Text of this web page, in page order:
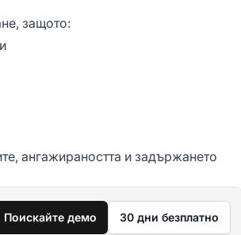
защото:
ангажираността и задържането
Поискайте демо 30 дни безплатно